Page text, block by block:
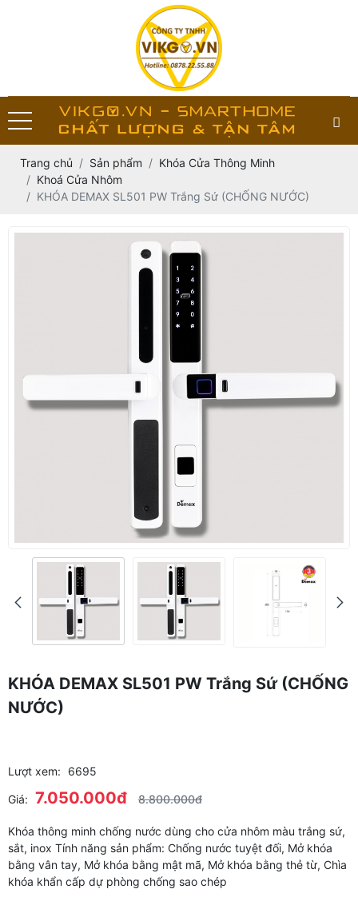
Trang chủ Sản phẩm
Khóa Cửa Thông Minh
Khoá Cửa Nhôm
KHÓA DEMAX SL501 PW Trắng Sứ (CHỐNG NƯỚC)
KHÓA DEMAX SL501 PW Trắng Sứ (CHỐNG
NƯỚC)
Lượt xem: 6695
Giá: 7.050.000đ 8.800.000đ
Khóa thông minh chống nước dùng cho cửa nhôm màu trắng sứ,
sắt, inox Tính năng sản phẩm: Chống nước tuyệt đối, Mở khóa
bằng vân tay, Mở khóa bằng mật mã, Mở khóa bằng thẻ từ, Chìa
khóa khẩn cấp dự phòng chống sao chép